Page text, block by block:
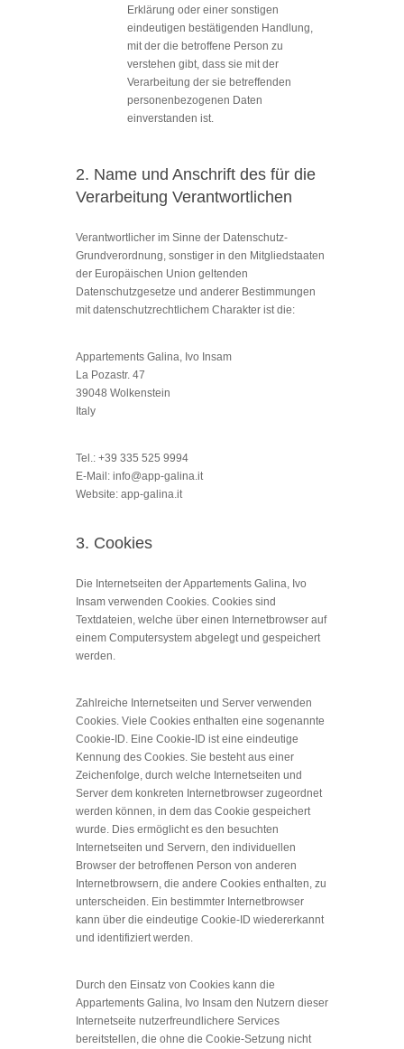
Erklärung oder einer sonstigen
eindeutigen bestätigenden Handlung,
mit der die betroffene Person zu
verstehen gibt, dass sie mit der
Verarbeitung der sie betreffenden
personenbezogenen Daten
einverstanden ist.
2. Name und Anschrift des für die
Verarbeitung Verantwortlichen
Verantwortlicher im Sinne der Datenschutz-
Grundverordnung, sonstiger in den Mitgliedstaaten
der Europäischen Union geltenden
Datenschutzgesetze und anderer Bestimmungen
mit datenschutzrechtlichem Charakter ist die:
Appartements Galina, Ivo Insam
La Pozastr. 47
39048 Wolkenstein
Italy
Tel.: +39 335 525 9994
E-Mail: info@app-galina.it
Website: app-galina.it
3. Cookies
Die Internetseiten der Appartements Galina, Ivo
Insam verwenden Cookies. Cookies sind
Textdateien, welche über einen Internetbrowser auf
einem Computersystem abgelegt und gespeichert
werden.
Zahlreiche Internetseiten und Server verwenden
Cookies. Viele Cookies enthalten eine sogenannte
Cookie-ID. Eine Cookie-ID ist eine eindeutige
Kennung des Cookies. Sie besteht aus einer
Zeichenfolge, durch welche Internetseiten und
Server dem konkreten Internetbrowser zugeordnet
werden können, in dem das Cookie gespeichert
wurde. Dies ermöglicht es den besuchten
Internetseiten und Servern, den individuellen
Browser der betroffenen Person von anderen
Internetbrowsern, die andere Cookies enthalten, zu
unterscheiden. Ein bestimmter Internetbrowser
kann über die eindeutige Cookie-ID wiedererkannt
und identifiziert werden.
Durch den Einsatz von Cookies kann die
Appartements Galina, Ivo Insam den Nutzern dieser
Internetseite nutzerfreundlichere Services
bereitstellen, die ohne die Cookie-Setzung nicht